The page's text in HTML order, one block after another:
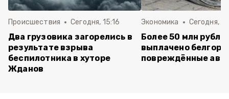
Происшествия Сегодня, 15:16
Два грузовика загорелись в
результате взрыва
беспилотника в хуторе
Жданов
Экономика Сегодня,
Более 50 млн
выплачено
повреждённые